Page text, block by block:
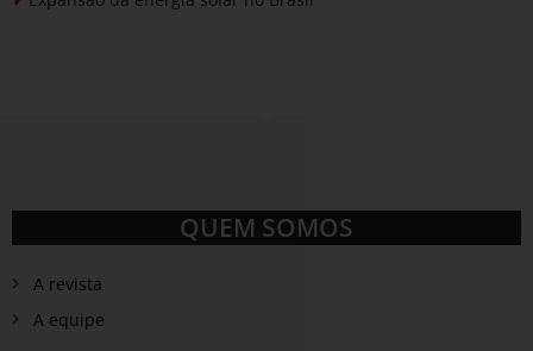
QUEM SOMOS
A revista
A equipe